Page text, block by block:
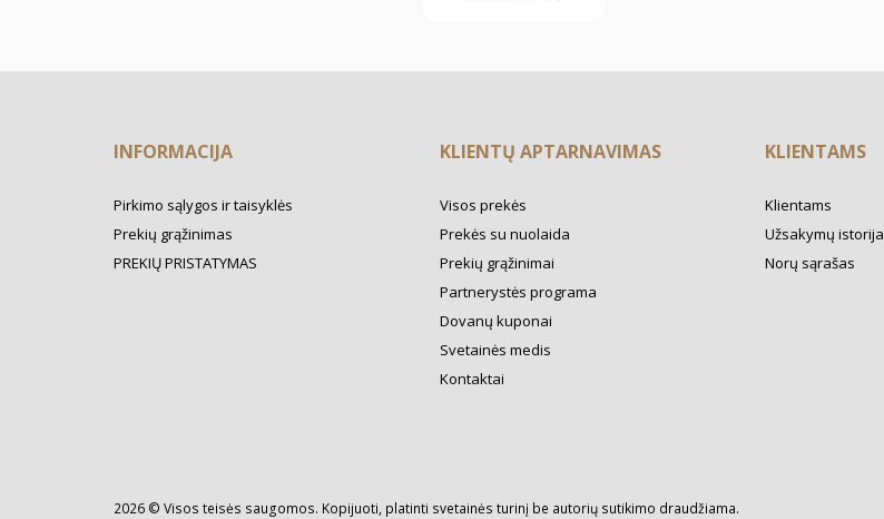
INFORMACIJA
Pirkimo sąlygos ir taisyklės
Prekių grąžinimas
PREKIŲ PRISTATYMAS
KLIENTŲ APTARNAVIMAS
Visos prekės
Prekės su nuolaida
Prekių grąžinimai
Partnerystės programa
Dovanų kuponai
Svetainės medis
Kontaktai
KLIENTAMS
Klientams
Užsakymų istorija
Norų sąrašas
2026 © Visos teisės saugomos. Kopijuoti, platinti svetainės turinį be autorių sutikimo draudžiama.